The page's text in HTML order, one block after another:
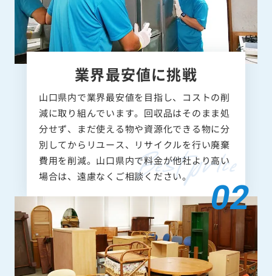
業界最安値に挑戦
山口県内で業界最安値を目指し、コストの削
減に取り組んでいます。回収品はそのまま処
分せず、まだ使える物や資源化できる物に分
別してからリユース、リサイクルを行い廃棄
費用を削減。山口県内で料金が他社より高い
場合は、遠慮なくご相談ください。